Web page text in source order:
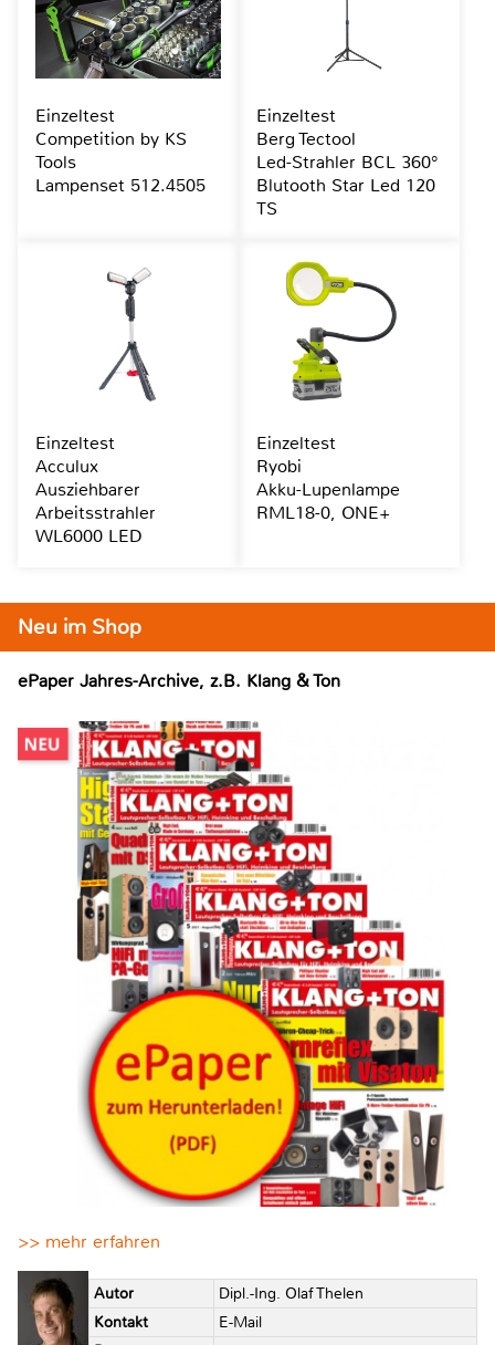
Neu im Shop
ePaper Jahres-Archive, z.B. Klang & Ton
>> mehr erfahren
Autor
Dipl.-Ing. Olaf Thelen
Kontakt
E-Mail
Einzeltest
Competition by KS
Tools
Lampenset 512.4505
Einzeltest
Berg Tectool
Led-Strahler BCL 360°
Blutooth Star Led 120
TS
Einzeltest
Acculux
Ausziehbarer
Arbeitsstrahler
WL6000 LED
Einzeltest
Ryobi
Akku-Lupenlampe
RML18-0, ONE+